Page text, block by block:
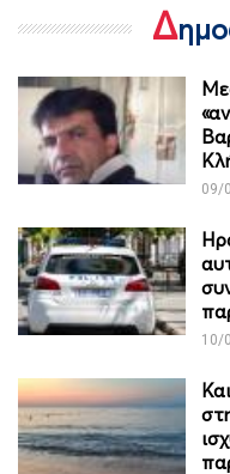
Δ
09/
10/